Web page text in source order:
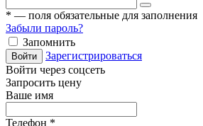
* — поля обязательные для заполнения
Забыли пароль?
Запомнить
Войти
Зарегистрироваться
Войти через соцсеть
Запросить цену
Ваше имя
Телефон *